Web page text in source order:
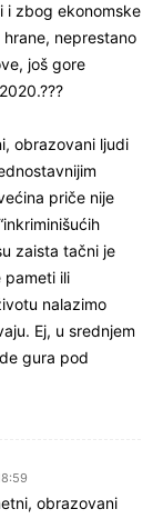
i zbog ekonomske
neprestano
još gore
obrazovani ljudi
priče nije
zaista tačni je
pameti ili
nalazimo
Ej, u srednjem
gura pod
obrazovani